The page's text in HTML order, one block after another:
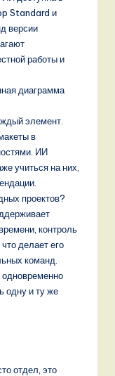
Standard и
версии
работы и
диаграмма
элемент.
в
ИИ
учиться на них,
проектов?
контроль
делает его
команд.
одновременно
одну и ту же
отдел, это